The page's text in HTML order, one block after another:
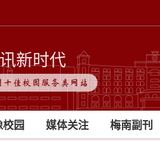
新时代
十佳校园服务类网站
校园 媒体关注 梅南副刊